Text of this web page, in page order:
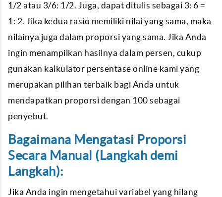
1/2 atau 3/6: 1/2. Juga, dapat ditulis sebagai 3: 6 =
1: 2. Jika kedua rasio memiliki nilai yang sama, maka
nilainya juga dalam proporsi yang sama. Jika Anda
ingin menampilkan hasilnya dalam persen, cukup
gunakan kalkulator persentase online kami yang
merupakan pilihan terbaik bagi Anda untuk
mendapatkan proporsi dengan 100 sebagai
penyebut.
Bagaimana Mengatasi Proporsi
Secara Manual (Langkah demi
Langkah):
Jika Anda ingin mengetahui variabel yang hilang